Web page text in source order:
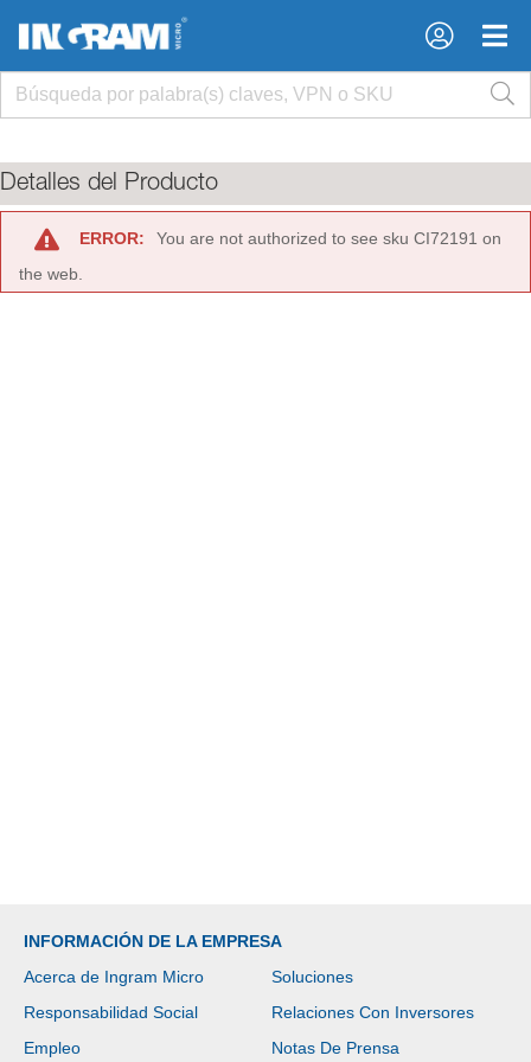
×
×
Detalles del Producto
ERROR:
You are not authorized to see sku CI72191 on
the web.
INFORMACIÓN DE LA EMPRESA
Acerca de Ingram Micro
Soluciones
Responsabilidad Social
Relaciones Con Inversores
Empleo
Notas De Prensa